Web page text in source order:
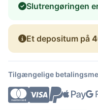
Slutrengøringen
Et depositum på
Tilgængelige